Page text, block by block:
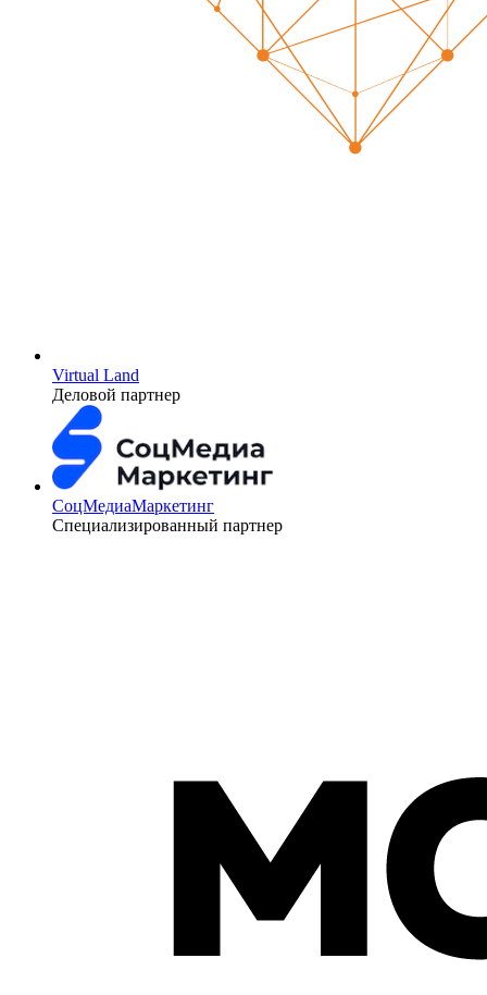
Virtual Land
Деловой партнер
СоцМедиаМаркетинг
Специализированный партнер